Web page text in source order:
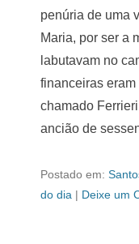
penúria de uma
Maria, por ser a
labutavam no
financeiras
chamado
ancião de
Postado em:
do dia | Deixe um